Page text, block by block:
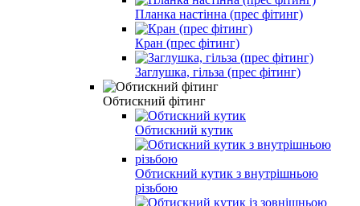
Планка настінна (прес фітинг)
Кран (прес фітинг)
Заглушка, гільза (прес фітинг)
Обтискний фітинг
Обтискний кутик
Обтискний кутик з внутрішньою
різьбою